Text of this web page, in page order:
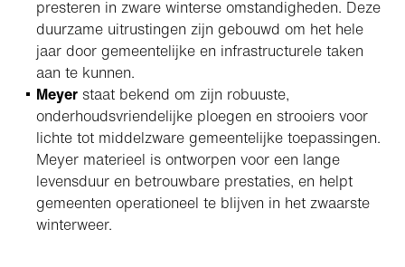
presteren in zware winterse omstandigheden. Deze
duurzame uitrustingen zijn gebouwd om het hele
jaar door gemeentelijke en infrastructurele taken
aan te kunnen.
Meyer staat bekend om zijn robuuste,
onderhoudsvriendelijke ploegen en strooiers voor
lichte tot middelzware gemeentelijke toepassingen.
Meyer materieel is ontworpen voor een lange
levensduur en betrouwbare prestaties, en helpt
gemeenten operationeel te blijven in het zwaarste
winterweer.